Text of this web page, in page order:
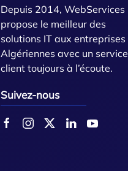
Depuis 2014, WebServices
propose le meilleur des
solutions IT aux entreprises
Algériennes avec un service
client toujours à l’écoute.
Suivez-nous